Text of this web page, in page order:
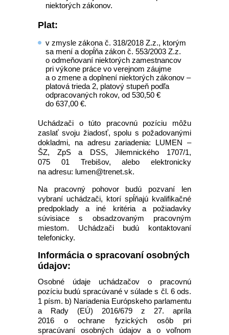
niektorých zákonov.
Plat:
v zmysle zákona č. 318/2018 Z.z., ktorým
sa mení a dopĺňa zákon č. 553/2003 Z.z.
o odmeňovaní niektorých zamestnancov
pri výkone práce vo verejnom záujme
a o zmene a doplnení niektorých zákonov –
platová trieda 2, platový stupeň podľa
odpracovaných rokov, od 530,50 €
do 637,00 €.
Uchádzači o túto pracovnú pozíciu môžu
zaslať svoju žiadosť, spolu s požadovanými
dokladmi, na adresu zariadenia: LUMEN –
ŠZ, ZpS a DSS, Jilemnického 1707/1,
075 01 Trebišov, alebo elektronicky
na adresu: lumen@trenet.sk.
Na pracovný pohovor budú pozvaní len
vybraní uchádzači, ktorí spĺňajú kvalifikačné
predpoklady a iné kritéria a požiadavky
súvisiace s obsadzovaným pracovným
miestom. Uchádzači budú kontaktovaní
telefonicky.
Informácia o spracovaní osobných
údajov:
Osobné údaje uchádzačov o pracovnú
pozíciu budú spracúvané v súlade s čl. 6 ods.
1 písm. b) Nariadenia Európskeho parlamentu
a Rady (EÚ) 2016/679 z 27. apríla
2016 o ochrane fyzických osôb pri
spracúvaní osobných údajov a o voľnom